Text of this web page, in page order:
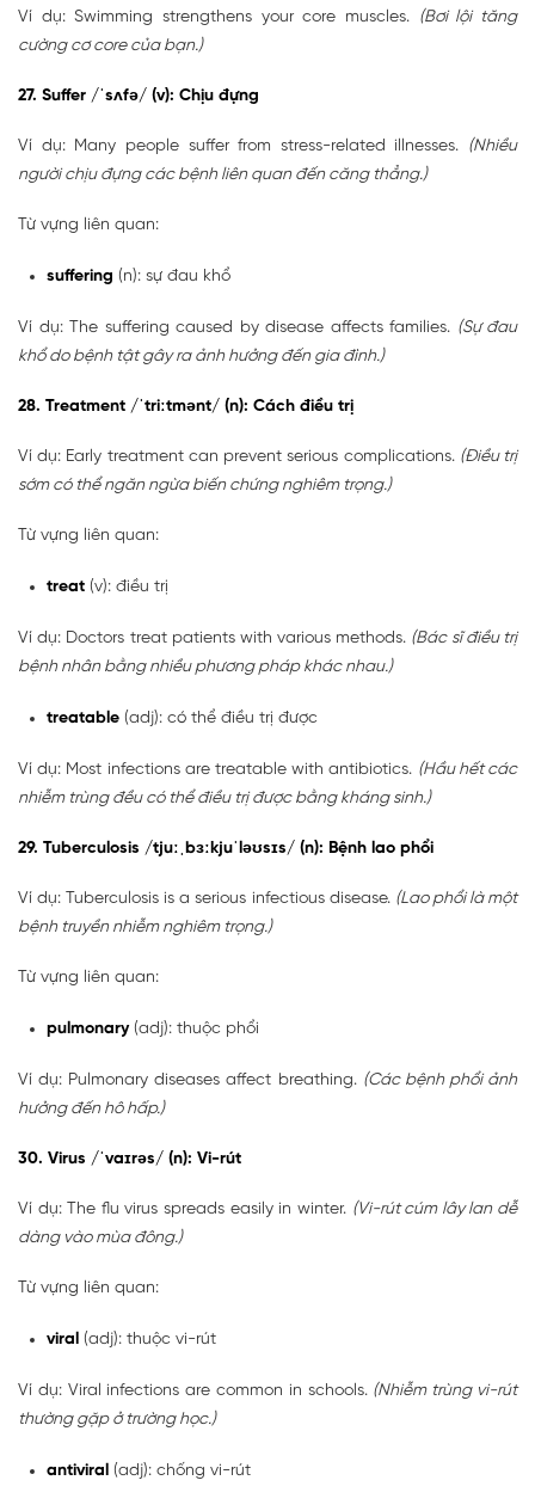
Ví dụ: Swimming strengthens your core muscles. (Bơi lội tăng
cường cơ core của bạn.)
27. Suffer /ˈsʌfə/ (v): Chịu đựng
Ví dụ: Many people suffer from stress-related illnesses. (Nhiều
người chịu đựng các bệnh liên quan đến căng thẳng.)
Từ vựng liên quan:
suffering (n): sự đau khổ
Ví dụ: The suffering caused by disease affects families. (Sự đau
khổ do bệnh tật gây ra ảnh hưởng đến gia đình.)
28. Treatment /ˈtriːtmənt/ (n): Cách điều trị
Ví dụ: Early treatment can prevent serious complications. (Điều trị
sớm có thể ngăn ngừa biến chứng nghiêm trọng.)
Từ vựng liên quan:
treat (v): điều trị
Ví dụ: Doctors treat patients with various methods. (Bác sĩ điều trị
bệnh nhân bằng nhiều phương pháp khác nhau.)
treatable (adj): có thể điều trị được
Ví dụ: Most infections are treatable with antibiotics. (Hầu hết các
nhiễm trùng đều có thể điều trị được bằng kháng sinh.)
29. Tuberculosis /tjuːˌbɜːkjuˈləʊsɪs/ (n): Bệnh lao phổi
Ví dụ: Tuberculosis is a serious infectious disease. (Lao phổi là một
bệnh truyền nhiễm nghiêm trọng.)
Từ vựng liên quan:
pulmonary(adj): thuộc phổi
Ví dụ: Pulmonary diseases affect breathing. (Các bệnh phổi ảnh
hưởng đến hô hấp.)
30. Virus /ˈvaɪrəs/ (n): Vi-rút
Ví dụ: The flu virus spreads easily in winter. (Vi-rút cúm lây lan dễ
dàng vào mùa đông.)
Từ vựng liên quan:
viral (adj): thuộc vi-rút
Ví dụ: Viral infections are common in schools. (Nhiễm trùng vi-rút
thường gặp ở trường học.)
antiviral (adj): chống vi-rút